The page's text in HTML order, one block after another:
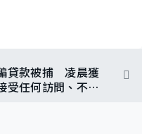
貸款被捕 凌晨獲
受任何訪問、不要